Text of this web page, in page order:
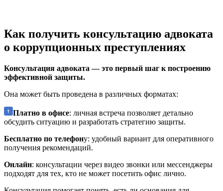
Как получить консультацию адвоката
о коррупционных преступлениях
Консультация адвоката — это первый шаг к построению
эффективной защиты.
Она может быть проведена в различных форматах:
Платно в офисе: личная встреча позволяет детально
обсудить ситуацию и разработать стратегию защиты.
Бесплатно по телефону: удобный вариант для оперативного
получения рекомендаций.
Онлайн: консультации через видео звонки или мессенджеры
подходят для тех, кто не может посетить офис лично.